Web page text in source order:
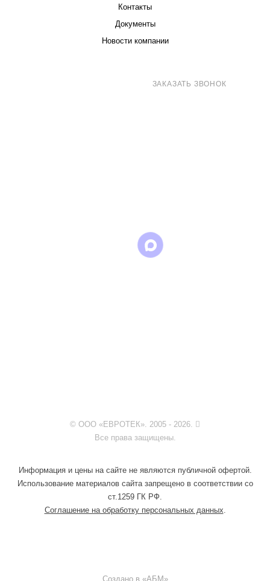
Контакты
Документы
Новости компании
ЗАКАЗАТЬ ЗВОНОК
© ООО «ЕВРОТЕК». 2005 - 2026.
Все права защищены.
Информация и цены на сайте не являются публичной офертой.
Использование материалов сайта запрещено в соответствии со
ст.1259 ГК РФ.
Соглашение на обработку персональных данных
Создано в «АБМ»